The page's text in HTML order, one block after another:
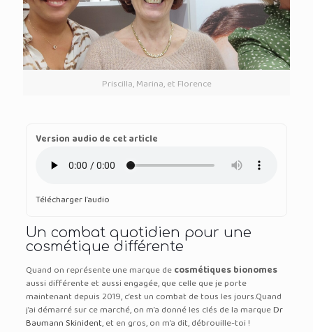
Priscilla, Marina, et Florence
Version audio de cet article
Télécharger l’audio
Un combat quotidien pour une
cosmétique différente
Quand on représente une marque decosmétiques bionomes
aussi différente et aussi engagée, que celle que je porte
maintenant depuis 2019, c’est un combat de tous les jours.Quand
j’ai démarré sur ce marché, on m’a donné les clés de la marqueDr
Baumann Skinident, et en gros, on m’a dit, débrouille-toi !